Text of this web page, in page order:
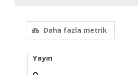
Daha fazla metrik
Yayın